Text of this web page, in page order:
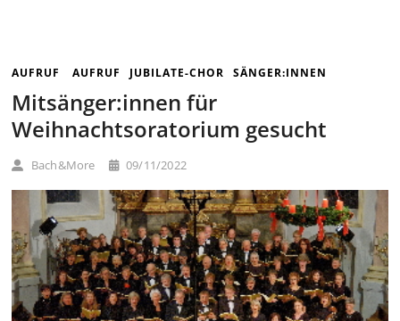
AUFRUF AUFRUF JUBILATE-CHOR SÄNGER:INNEN
Mitsänger:innen für
Weihnachtsoratorium gesucht
Bach&More 09/11/2022